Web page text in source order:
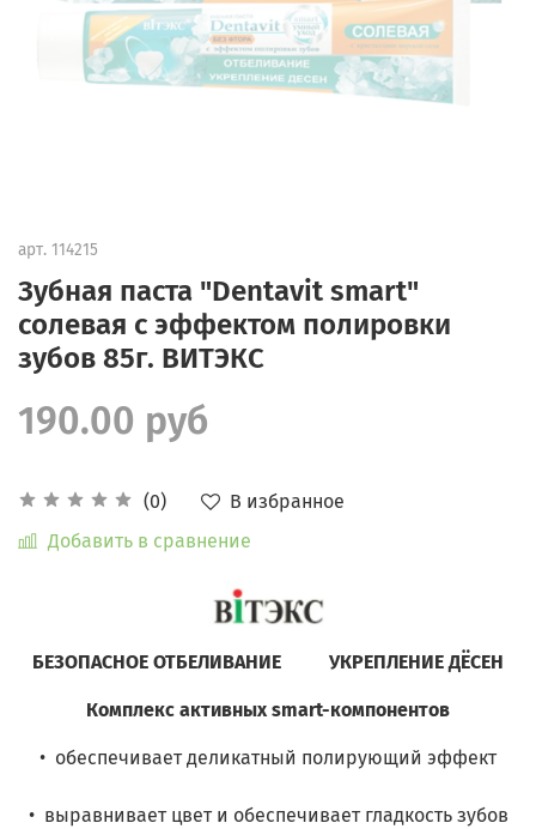
арт. 114215
Зубная паста "Dentavit smart"
солевая с эффектом полировки
зубов 85г. ВИТЭКС
(0)
В избранное
Добавить в сравнение
190.00 руб
БЕЗОПАСНОЕ ОТБЕЛИВАНИЕ УКРЕПЛЕНИЕ ДЁСЕН
Комплекс активных smart-компонентов
• обеспечивает деликатный полирующий эффект
• выравнивает цвет и обеспечивает гладкость зубов